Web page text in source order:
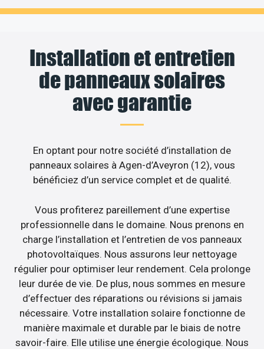
Installation et entretien
de panneaux solaires
avec garantie
En optant pour notre société d’installation de
panneaux solaires à Agen-d’Aveyron (12), vous
bénéficiez d’un service complet et de qualité.
Vous profiterez pareillement d’une expertise
professionnelle dans le domaine. Nous prenons en
charge l’installation et l’entretien de vos panneaux
photovoltaïques. Nous assurons leur nettoyage
régulier pour optimiser leur rendement. Cela prolonge
leur durée de vie. De plus, nous sommes en mesure
d’effectuer des réparations ou révisions si jamais
nécessaire. Votre installation solaire fonctionne de
manière maximale et durable par le biais de notre
savoir-faire. Elle utilise une énergie écologique. Nous